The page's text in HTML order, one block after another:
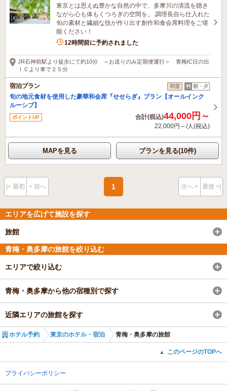
東京とは思えぬ豊かな自然の中で、多摩川の清流を聴き
ながら心も体もくつろぎの空間を。 調理長自ら仕入れた
旬の素材と繊細な技が作り出す創作和食会席料理をご堪
能ください！
8名がこの宿を見ています
JR石神前駅より徒歩にて約10分 ＜お送りのみ定期便運行＞ 青梅IC日の出
ＩＣより車で２５分
宿泊プラン 和室 朝・夕
旬の地元食材を使用した豪華和会席『せせらぎ』プラン【オールインク
ルーシブ】
ポイントUP 合計(税込)44,000円～
22,000円～/人(税込)
MAPを見る プランを見る(10件)
|< 最初 < 前へ 1 次へ > 最後 >|
エリアを広げて施設を探す
旅館
青梅・奥多摩の旅館を絞り込む
エリアで絞り込む
青梅・奥多摩から他の宿種別で探す
近隣エリアの旅館を探す
ホテル予約 東京のホテル・宿泊 青梅・奥多摩の旅館
▲ このページのTOPへ
プライバシーポリシー